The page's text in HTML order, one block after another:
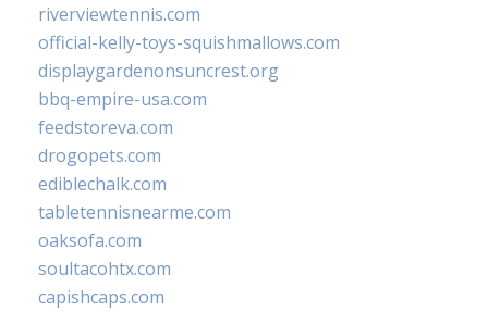
riverviewtennis.com
official-kelly-toys-squishmallows.com
displaygardenonsuncrest.org
bbq-empire-usa.com
feedstoreva.com
drogopets.com
ediblechalk.com
tabletennisnearme.com
oaksofa.com
soultacohtx.com
capishcaps.com